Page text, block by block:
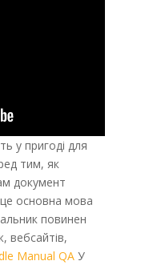
у пригоді для
тим, як
документ
основна мова
повинен
вебсайтів,
Manual QAУ